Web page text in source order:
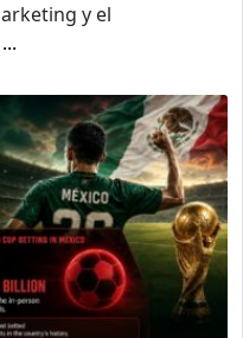
y el
...